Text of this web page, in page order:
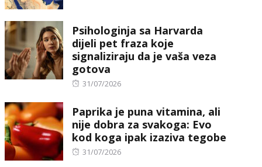
Psihologinja sa Harvarda
dijeli pet fraza koje
signaliziraju da je vaša veza
gotova
Posted
31/07/2026
Paprika je puna vitamina, ali
nije dobra za svakoga: Evo
kod koga ipak izaziva tegobe
Posted
31/07/2026